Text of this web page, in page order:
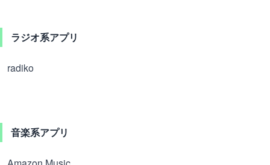
ラジオ系アプリ
radiko
音楽系アプリ